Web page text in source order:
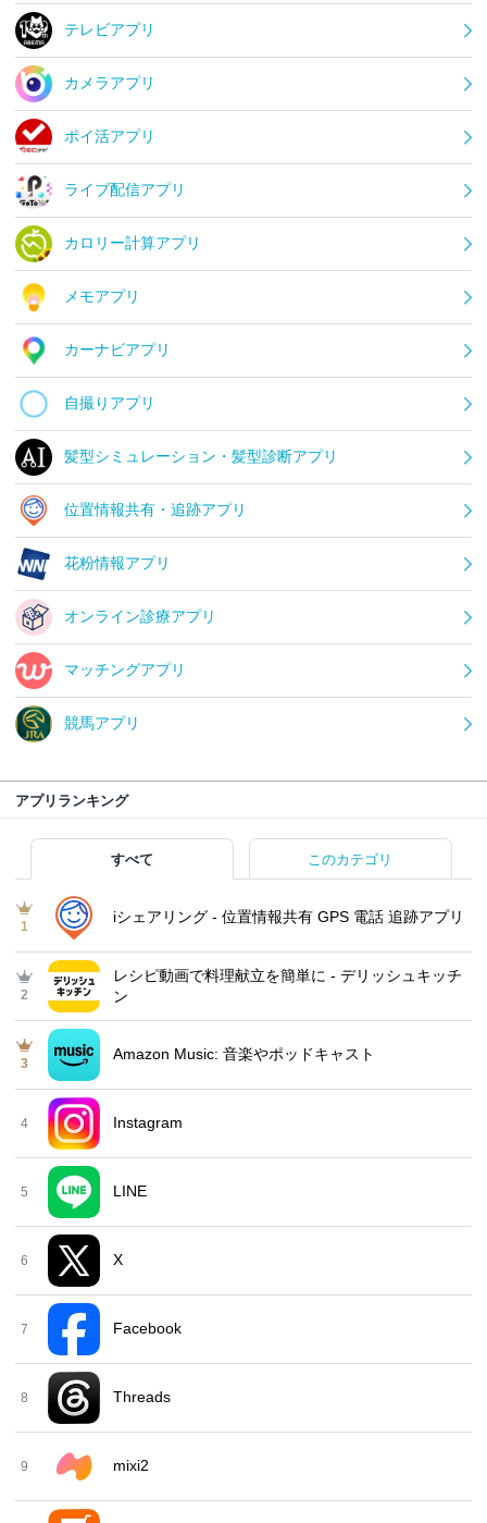
テレビアプリ
カメラアプリ
ポイ活アプリ
ライブ配信アプリ
カロリー計算アプリ
メモアプリ
カーナビアプリ
自撮りアプリ
髪型シミュレーション・髪型診断アプリ
位置情報共有・追跡アプリ
花粉情報アプリ
オンライン診療アプリ
マッチングアプリ
競馬アプリ
アプリランキング
すべて このカテゴリ
1
iシェアリング - 位置情報共有 GPS 電話 追跡アプリ
2
レシピ動画で料理献立を簡単‪に - デリッシュキッチ
ン
3
Amazon Music: 音楽やポッドキャスト
4 Instagram
5 LINE
6 X
7 Facebook
8 Threads
9 mixi2